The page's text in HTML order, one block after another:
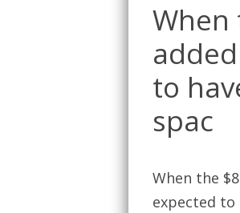
When
to
spac
When the
expected to